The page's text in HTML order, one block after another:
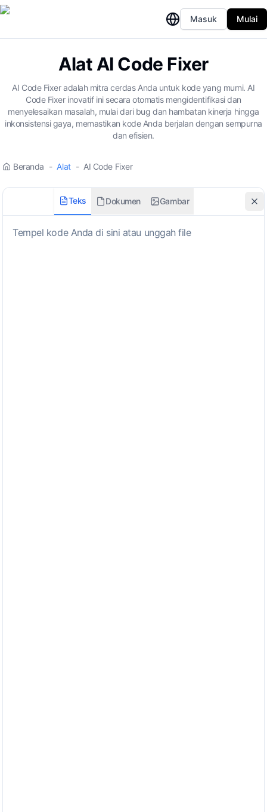
Masuk Mulai
Alat AI Code Fixer
AI Code Fixer adalah mitra cerdas Anda untuk kode yang murni. AI
Code Fixer inovatif ini secara otomatis mengidentifikasi dan
menyelesaikan masalah, mulai dari bug dan hambatan kinerja hingga
inkonsistensi gaya, memastikan kode Anda berjalan dengan sempurna
dan efisien.
Beranda - Alat - AI Code Fixer
Teks Dokumen Gambar